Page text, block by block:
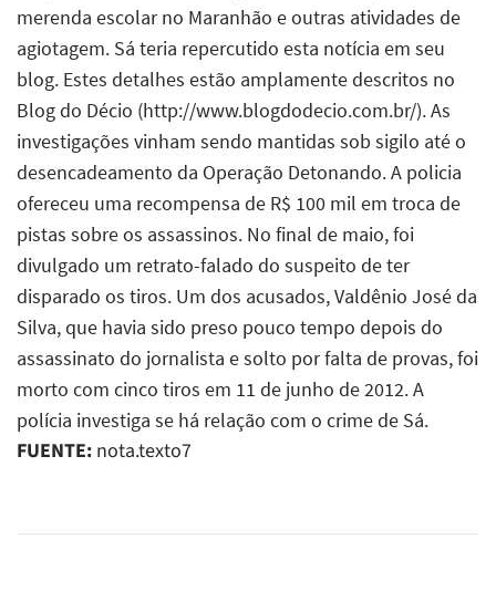
merenda escolar no Maranhão e outras atividades de
agiotagem. Sá teria repercutido esta notícia em seu
blog. Estes detalhes estão amplamente descritos no
Blog do Décio (http://www.blogdodecio.com.br/). As
investigações vinham sendo mantidas sob sigilo até o
desencadeamento da Operação Detonando. A policia
ofereceu uma recompensa de R$ 100 mil em troca de
pistas sobre os assassinos. No final de maio, foi
divulgado um retrato-falado do suspeito de ter
disparado os tiros. Um dos acusados, Valdênio José da
Silva, que havia sido preso pouco tempo depois do
assassinato do jornalista e solto por falta de provas, foi
morto com cinco tiros em 11 de junho de 2012. A
polícia investiga se há relação com o crime de Sá.
FUENTE: nota.texto7